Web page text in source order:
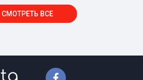
СМОТРЕТЬ ВСЕ